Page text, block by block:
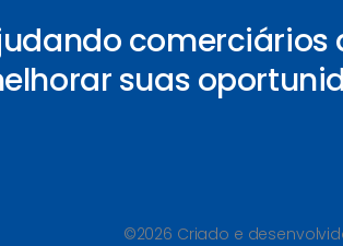
comerciários
suas
©2026 Criado e